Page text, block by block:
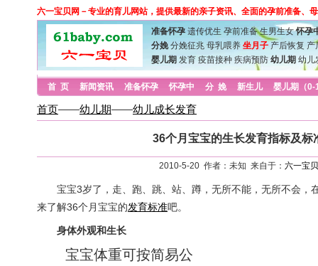
六一宝贝网－专业的育儿网站，提供最新的亲子资讯、全面的孕前准备、
准备怀孕 遗传优生 孕前准备 生男生女 怀孕
分娩 分娩征兆 母乳喂养 坐月子 产后恢复 产
婴儿期 发育 疫苗接种 疾病预防 幼儿期 幼儿
首 页 新闻资讯 准备怀孕 怀孕中 分 娩 新生儿 婴儿期（0-
首页——幼儿期——幼儿成长发育
36个月宝宝的生长发育指标及标
2010-5-20 作者：未知 来自于： 六一宝贝
宝宝3岁了，走、跑、跳、站、蹲，无所不能，无所不会，
来了解36个月宝宝的发育标准吧。
身体外观和生长
宝宝体重可按简易公